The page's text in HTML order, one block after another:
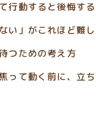
行動すると後悔す
い」がこれほど難
つための考え方
って動く前に、立